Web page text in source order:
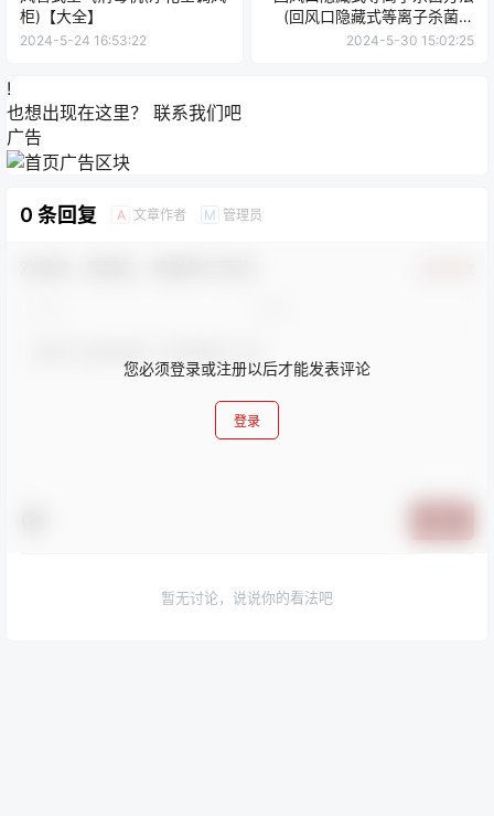
柜)【大全】
2024-5-24 16:53:22
(回风口隐藏式等离子杀菌设
备)【干货】
2024-5-30 15:02:25
!
也想出现在这里？ 联系我们吧
广告
0 条回复 A 文章作者 M 管理员
您必须登录或注册以后才能发表评论
登录
暂无讨论，说说你的看法吧